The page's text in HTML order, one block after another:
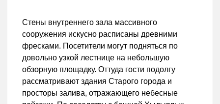
Стены внутреннего зала массивного
сооружения искусно расписаны древними
фресками. Посетители могут подняться по
довольно узкой лестнице на небольшую
обзорную площадку. Оттуда гости подолгу
рассматривают здания Старого города и
просторы залива, отражающего небесные